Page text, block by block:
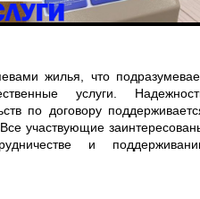
жилья, что
услуги.
по договору
участвующие
и